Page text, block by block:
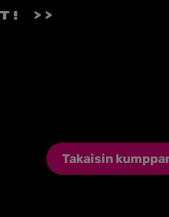
>>
Takaisin